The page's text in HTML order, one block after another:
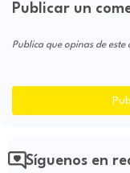
Publicar un
Publica que opinas de este
Síguenos en